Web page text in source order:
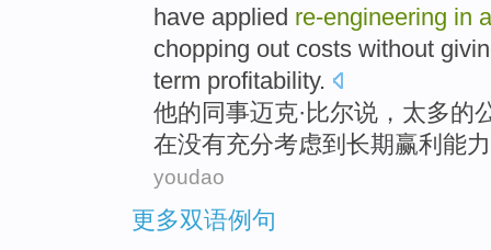
have applied re-engineering in
chopping out costs without
term profitability.
他的 同事迈克· 比尔说 ， 太多的
在没有充分考虑到 长期赢利能力
youdao
更多双语例句